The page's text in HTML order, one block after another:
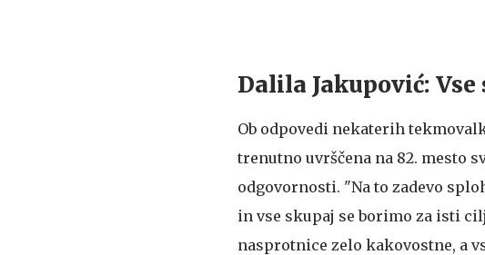
Dalila Jakupović:
Ob odpovedi nekaterih
trenutno uvrščena na 82. mesto
odgovornosti. "Na to zadevo
in vse skupaj se borimo za isti
nasprotnice zelo kakovostne, a